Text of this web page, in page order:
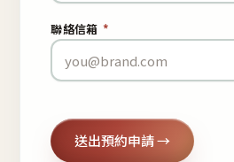
聯絡信箱 *
送出預約申請 →